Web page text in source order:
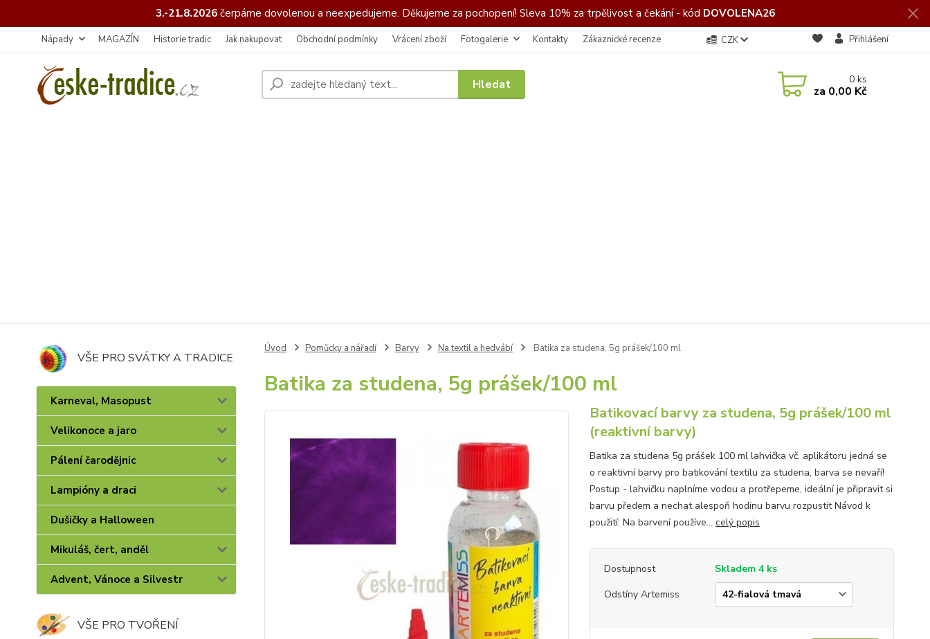
3.-21.8.2026čerpáme dovolenou a neexpedujeme. Děkujeme za pochopení! Sleva 10% za trpělivost a čekání - kód DOVOLENA26
Nápady MAGAZÍN Historie tradic Jak nakupovat Obchodní podmínky Vrácení zboží Fotogalerie Kontakty Zákaznické recenze CZK Přihlášení
Hledat 0ks
za 0,00 Kč
VŠE PRO SVÁTKY A TRADICE
Karneval, Masopust
Velikonoce a jaro
Pálení čarodějnic
Lampióny a draci
Dušičky a Halloween
Mikuláš, čert, anděl
Advent, Vánoce a Silvestr
VŠE PRO TVOŘENÍ
Úvod Pomůcky a nářadí Barvy Na textil a hedvábí Batika za studena, 5g prášek/100 ml
Batika za studena, 5g prášek/100 ml
Batikovací barvy za studena, 5g prášek/100 ml
(reaktivní barvy)
Batika za studena 5g prášek 100 ml lahvička vč. aplikátoru jedná se
o reaktivní barvy pro batikování textilu za studena, barva se nevaří!
Postup - lahvičku naplníme vodou a protřepeme, ideální je připravit si
barvu předem a nechat alespoň hodinu barvu rozpustit Návod k
použití: Na barvení používe... celý popis
Dostupnost
Skladem 4 ks
Odstíny Artemiss